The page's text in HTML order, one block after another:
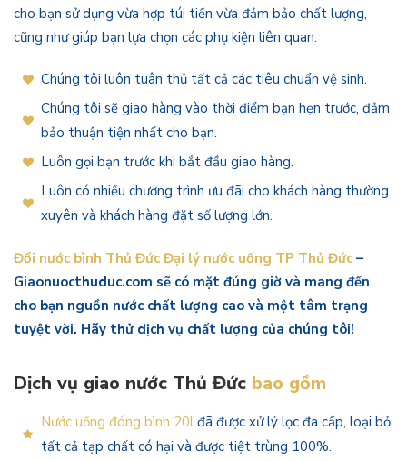
cho bạn sử dụng vừa hợp túi tiền vừa đảm bảo chất lượng,
cũng như giúp bạn lựa chọn các phụ kiện liên quan.
Chúng tôi luôn tuân thủ tất cả các tiêu chuẩn vệ sinh.
Chúng tôi sẽ giao hàng vào thời điểm bạn hẹn trước, đảm
bảo thuận tiện nhất cho bạn.
Luôn gọi bạn trước khi bắt đầu giao hàng.
Luôn có nhiều chương trình ưu đãi cho khách hàng thường
xuyên và khách hàng đặt số lượng lớn.
Đổi nước bình Thủ Đức Đại lý nước uống TP Thủ Đức –
Giaonuocthuduc.com sẽ có mặt đúng giờ và mang đến
cho bạn nguồn nước chất lượng cao và một tâm trạng
tuyệt vời. Hãy thử dịch vụ chất lượng của chúng tôi!
Dịch vụ giao nước Thủ Đức bao gồm
Nước uống đóng bình 20l đã được xử lý lọc đa cấp, loại bỏ
tất cả tạp chất có hại và được tiệt trùng 100%.